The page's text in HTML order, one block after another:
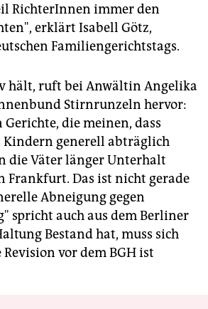
RichterInnen immer den
erklärt Isabell Götz,
Familiengerichtstags.
hält, ruft bei Anwältin Angelika
Stirnrunzeln hervor:
Gerichte, die meinen, dass
Kindern generell abträglich
die Väter länger Unterhalt
Frankfurt. Das ist nicht gerade
Abneigung gegen
spricht auch aus dem Berliner
Bestand hat, muss sich
vor dem BGH ist